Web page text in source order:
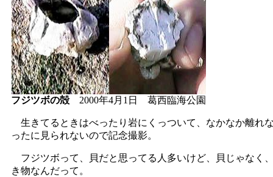
フジツボの殻2000年4月1日 葛西臨海公園
生きてるときはべったり岩にくっついて、なかなか離れ
ったに見られないので記念撮影。
フジツボって、貝だと思ってる人多いけど、貝じゃなく
き物なんだって。